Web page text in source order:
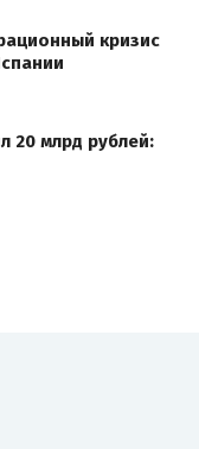
кризис
20 млрд рублей: